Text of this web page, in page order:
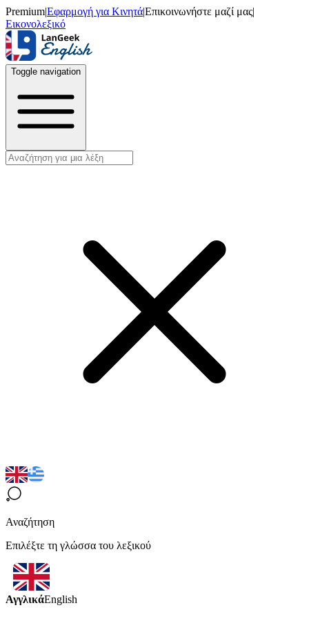
Premium|Εφαρμογή για Κινητά|Επικοινωνήστε μαζί μας|
Εικονολεξικό
Toggle navigation
Αναζήτηση
Επιλέξτε τη γλώσσα του λεξικού
ΑγγλικάEnglish